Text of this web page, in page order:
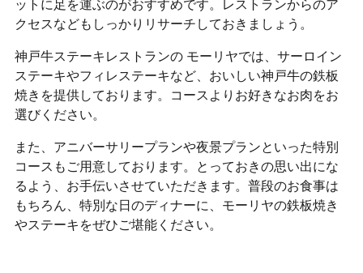
ットに足を運ぶのがおすすめです。レストランからのア
クセスなどもしっかりリサーチしておきましょう。
神戸牛ステーキレストランの モーリヤでは、サーロイン
ステーキやフィレステーキなど、おいしい神戸牛の鉄板
焼きを提供しております。コースよりお好きなお肉をお
選びください。
また、アニバーサリープランや夜景プランといった特別
コースもご用意しております。とっておきの思い出にな
るよう、お手伝いさせていただきます。普段のお食事は
もちろん、特別な日のディナーに、モーリヤの鉄板焼き
やステーキをぜひご堪能ください。